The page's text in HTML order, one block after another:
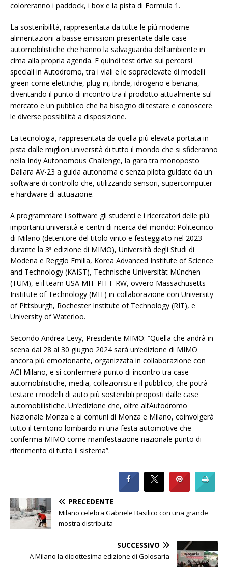
coloreranno i paddock, i box e la pista di Formula 1.
La sostenibilità, rappresentata da tutte le più moderne
alimentazioni a basse emissioni presentate dalle case
automobilistiche che hanno la salvaguardia dell’ambiente in
cima alla propria agenda. E quindi test drive sui percorsi
speciali in Autodromo, tra i viali e le sopraelevate di modelli
green come elettriche, plug-in, ibride, idrogeno e benzina,
diventando il punto di incontro tra il prodotto attualmente sul
mercato e un pubblico che ha bisogno di testare e conoscere
le diverse possibilità a disposizione.
La tecnologia, rappresentata da quella più elevata portata in
pista dalle migliori università di tutto il mondo che si sfideranno
nella Indy Autonomous Challenge, la gara tra monoposto
Dallara AV-23 a guida autonoma e senza pilota guidate da un
software di controllo che, utilizzando sensori, supercomputer
e hardware di attuazione.
A programmare i software gli studenti e i ricercatori delle più
importanti università e centri di ricerca del mondo: Politecnico
di Milano (detentore del titolo vinto e festeggiato nel 2023
durante la 3ª edizione di MIMO), Università degli Studi di
Modena e Reggio Emilia, Korea Advanced Institute of Science
and Technology (KAIST), Technische Universität München
(TUM), e il team USA MIT-PITT-RW, ovvero Massachusetts
Institute of Technology (MIT) in collaborazione con University
of Pittsburgh, Rochester Institute of Technology (RIT), e
University of Waterloo.
Secondo Andrea Levy, Presidente MIMO: “Quella che andrà in
scena dal 28 al 30 giugno 2024 sarà un’edizione di MIMO
ancora più emozionante, organizzata in collaborazione con
ACI Milano, e si confermerà punto di incontro tra case
automobilistiche, media, collezionisti e il pubblico, che potrà
testare i modelli di auto più sostenibili proposti dalle case
automobilistiche. Un’edizione che, oltre all’Autodromo
Nazionale Monza e ai comuni di Monza e Milano, coinvolgerà
tutto il territorio lombardo in una festa automotive che
conferma MIMO come manifestazione nazionale punto di
riferimento di tutto il sistema”.
PRECEDENTE
Milano celebra Gabriele Basilico con una grande
mostra distribuita
SUCCESSIVO
A Milano la diciottesima edizione di Golosaria